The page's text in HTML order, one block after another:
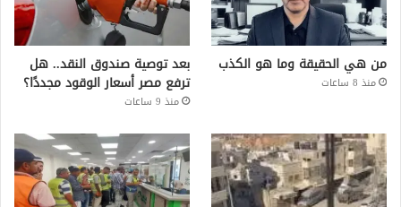
من هي الحقيقة وما هو الكذب
منذ 8 ساعات
بعد توصية صندوق النقد.. هل
ترفع مصر أسعار الوقود مجددًا؟
منذ 9 ساعات